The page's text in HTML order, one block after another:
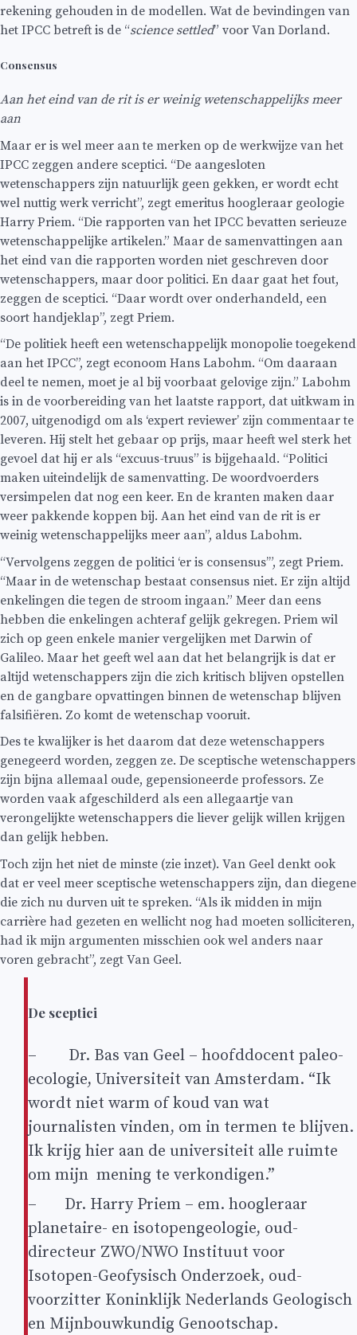
rekening gehouden in de modellen. Wat de bevindingen van
het IPCC betreft is de “science settled” voor Van Dorland.
Consensus
Aan het eind van de rit is er weinig wetenschappelijks meer
aan
Maar er is wel meer aan te merken op de werkwijze van het
IPCC zeggen andere sceptici. “De aangesloten
wetenschappers zijn natuurlijk geen gekken, er wordt echt
wel nuttig werk verricht”, zegt emeritus hoogleraar geologie
Harry Priem. “Die rapporten van het IPCC bevatten serieuze
wetenschappelijke artikelen.” Maar de samenvattingen aan
het eind van die rapporten worden niet geschreven door
wetenschappers, maar door politici. En daar gaat het fout,
zeggen de sceptici. “Daar wordt over onderhandeld, een
soort handjeklap”, zegt Priem.
“De politiek heeft een wetenschappelijk monopolie toegekend
aan het IPCC”, zegt econoom Hans Labohm. “Om daaraan
deel te nemen, moet je al bij voorbaat gelovige zijn.” Labohm
is in de voorbereiding van het laatste rapport, dat uitkwam in
2007, uitgenodigd om als ‘expert reviewer’ zijn commentaar te
leveren. Hij stelt het gebaar op prijs, maar heeft wel sterk het
gevoel dat hij er als “excuus-truus” is bijgehaald. “Politici
maken uiteindelijk de samenvatting. De woordvoerders
versimpelen dat nog een keer. En de kranten maken daar
weer pakkende koppen bij. Aan het eind van de rit is er
weinig wetenschappelijks meer aan”, aldus Labohm.
“Vervolgens zeggen de politici ‘er is consensus’”, zegt Priem.
“Maar in de wetenschap bestaat consensus niet. Er zijn altijd
enkelingen die tegen de stroom ingaan.” Meer dan eens
hebben die enkelingen achteraf gelijk gekregen. Priem wil
zich op geen enkele manier vergelijken met Darwin of
Galileo. Maar het geeft wel aan dat het belangrijk is dat er
altijd wetenschappers zijn die zich kritisch blijven opstellen
en de gangbare opvattingen binnen de wetenschap blijven
falsifiëren. Zo komt de wetenschap vooruit.
Des te kwalijker is het daarom dat deze wetenschappers
genegeerd worden, zeggen ze. De sceptische wetenschappers
zijn bijna allemaal oude, gepensioneerde professors. Ze
worden vaak afgeschilderd als een allegaartje van
verongelijkte wetenschappers die liever gelijk willen krijgen
dan gelijk hebben.
Toch zijn het niet de minste (zie inzet). Van Geel denkt ook
dat er veel meer sceptische wetenschappers zijn, dan diegene
die zich nu durven uit te spreken. “Als ik midden in mijn
carrière had gezeten en wellicht nog had moeten solliciteren,
had ik mijn argumenten misschien ook wel anders naar
voren gebracht”, zegt Van Geel.
De sceptici
– Dr. Bas van Geel – hoofddocent paleo-
ecologie, Universiteit van Amsterdam. “Ik
wordt niet warm of koud van wat
journalisten vinden, om in termen te blijven.
Ik krijg hier aan de universiteit alle ruimte
om mijn mening te verkondigen.”
– Dr. Harry Priem – em. hoogleraar
planetaire- en isotopengeologie, oud-
directeur ZWO/NWO Instituut voor
Isotopen-Geofysisch Onderzoek, oud-
voorzitter Koninklijk Nederlands Geologisch
en Mijnbouwkundig Genootschap.